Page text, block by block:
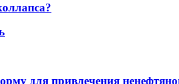
для привлечения